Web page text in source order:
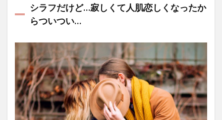
シラフだけど…寂しくて人肌恋しくなったか
らついつい…